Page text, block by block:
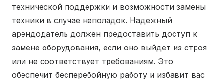
технической поддержки и возможности замены
техники в случае неполадок. Надежный
арендодатель должен предоставить доступ к
замене оборудования, если оно выйдет из строя
или не соответствует требованиям. Это
обеспечит бесперебойную работу и избавит вас